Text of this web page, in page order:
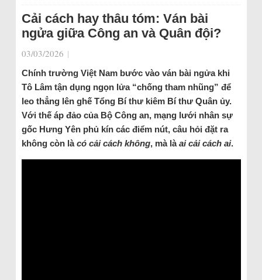
Cải cách hay thâu tóm: Ván bài
ngửa giữa Công an và Quân đội?
03/03/2026 |
Chính trường Việt Nam bước vào ván bài ngửa khi
Tô Lâm tận dụng ngọn lửa “chống tham nhũng” để
leo thẳng lên ghế Tổng Bí thư kiêm Bí thư Quân ủy.
Với thế áp đảo của Bộ Công an, mạng lưới nhân sự
gốc Hưng Yên phủ kín các điểm nút, câu hỏi đặt ra
không còn làcó cải cách không, mà làai cải cách ai.